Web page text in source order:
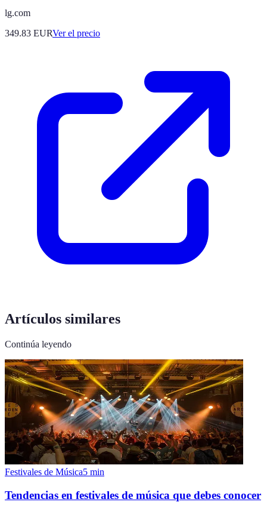
lg.com
349.83 EURVer el precio
Artículos similares
Continúa leyendo
Festivales de Música5 min
Tendencias en festivales de música que debes conocer